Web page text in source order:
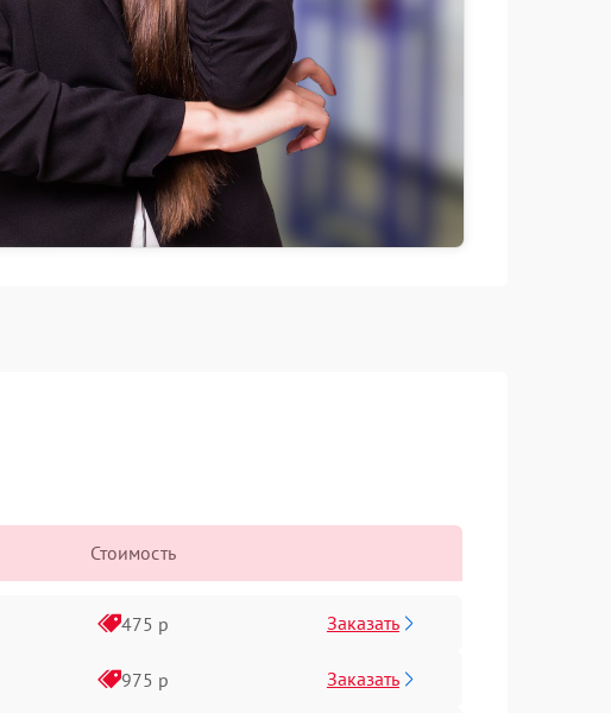
Стоимость
475 р Заказать
975 р Заказать